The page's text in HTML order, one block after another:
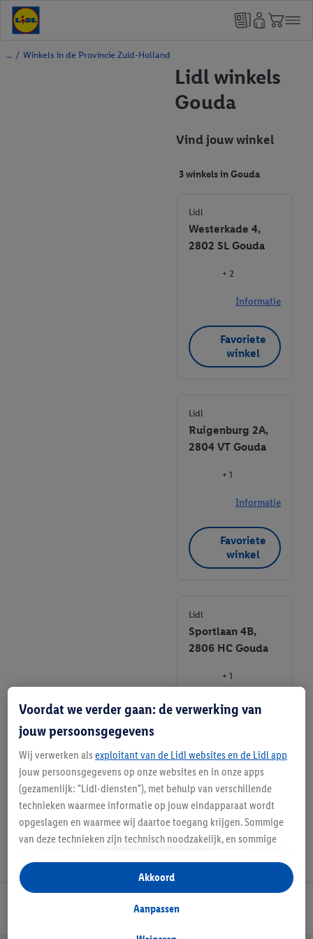
/ Winkels in de Provincie Zuid-Holland
Lidl winkels
Gouda
Vind jouw winkel
3 winkels in Gouda
Lidl
Westerkade 4,
2802 SL Gouda
+ 2
Informatie
Favoriete
winkel
Lidl
Ruigenburg 2A,
2804 VT Gouda
+ 1
Informatie
Favoriete
winkel
Lidl
Sportlaan 4B,
2806 HC Gouda
+ 1
winkel
Lidl Nieuwsbrief
Voordat we verder gaan: de verwerking van
jouw persoonsgegevens
Wij verwerken als exploitant van de Lidl websites en de Lidl app
jouw persoonsgegevens op onze websites en in onze apps
(gezamenlijk: "Lidl-diensten"), met behulp van verschillende
technieken waarmee informatie op jouw eindapparaat wordt
opgeslagen en waarmee wij daartoe toegang krijgen. Sommige
van deze technieken zijn technisch noodzakelijk, en sommige
opslaan van voorkeursinstellingen, het verzamelen en
analyseren van statistieken of voor het tonen van
gepersonaliseerde reclame binnen en buiten de Lidl-diensten.
Aanpassen
Akkoord